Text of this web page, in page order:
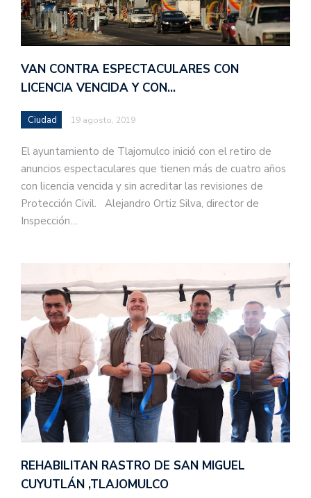
VAN CONTRA ESPECTACULARES CON
LICENCIA VENCIDA Y CON…
Ciudad 19 agosto, 2019
El ayuntamiento de Tlajomulco inició con el retiro de
anuncios espectaculares que tienen más de cuatro años
con licencia vencida y sin acreditar las revisiones de
Protección Civil. Alejandro Ortiz Silva, director de
Inspección…
REHABILITAN RASTRO DE SAN MIGUEL
CUYUTLÁN ,TLAJOMULCO